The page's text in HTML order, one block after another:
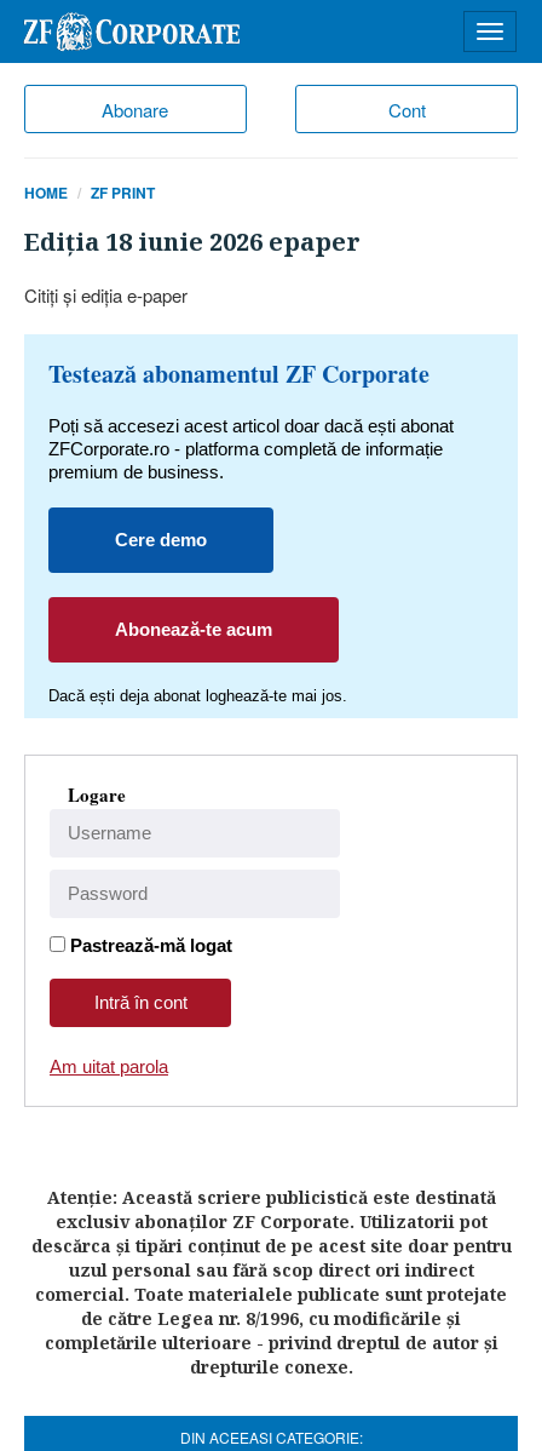
Abonare Cont
meniu
HOME ZF PRINT
Ediţia 18 iunie 2026 epaper
Citiţi şi ediţia e-paper
Testează abonamentul ZF Corporate
Poți să accesezi acest articol doar dacă ești abonat
ZFCorporate.ro - platforma completă de informație
premium de business.
Cere demo
Abonează-te acum
Dacă ești deja abonat loghează-te mai jos.
Logare
Pastrează-mă logat
Am uitat parola
Atenţie: Această scriere publicistică este destinată
exclusiv abonaţilor ZF Corporate. Utilizatorii pot
descărca şi tipări conţinut de pe acest site doar pentru
uzul personal sau fără scop direct ori indirect
comercial. Toate materialele publicate sunt protejate
de către Legea nr. 8/1996, cu modificările şi
completările ulterioare - privind dreptul de autor şi
drepturile conexe.
DIN ACEEASI CATEGORIE: